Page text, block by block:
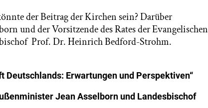
der Beitrag der Kirchen sein? Darüber
und der Vorsitzende des Rates der Evangelischen
Prof. Dr. Heinrich Bedford-Strohm.
Deutschlands: Erwartungen und Perspektiven“
Jean Asselborn und Landesbischof